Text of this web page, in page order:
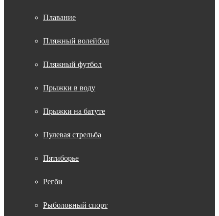
Плавание
Пляжный волейбол
Пляжный футбол
Прыжки в воду
Прыжки на батуте
Пулевая стрельба
Пятиборье
Регби
Рыболовный спорт